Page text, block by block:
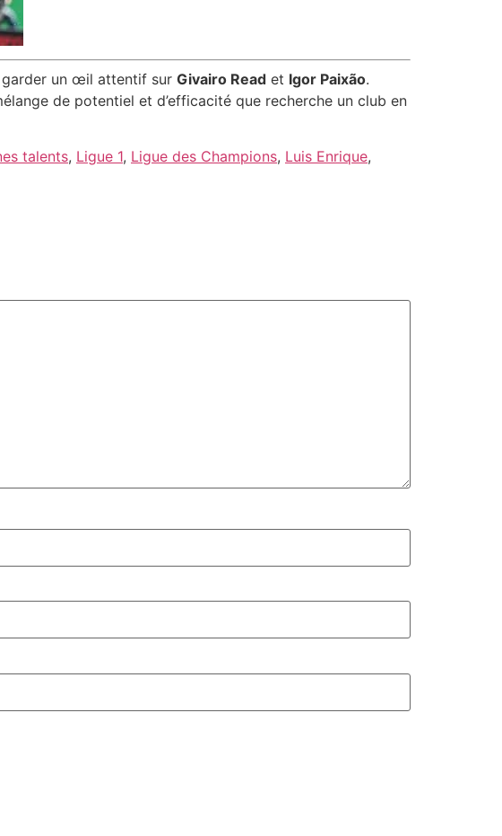
un œil attentif sur Givairo Read et Igor Paixão.
de potentiel et d’efficacité que recherche un club en
talents, Ligue 1, Ligue des Champions, Luis Enrique,